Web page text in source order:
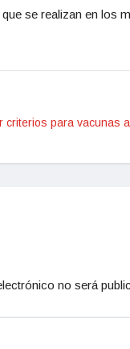
se realizan en los
criterios para vacunas
no será